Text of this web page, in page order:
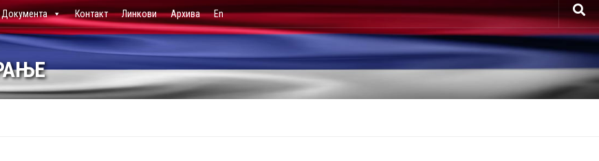
Документа Контакт Линкови Архива En